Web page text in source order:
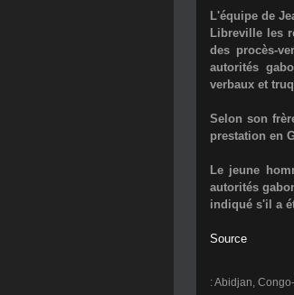
L'équipe de
Libreville les
des procès-
autorités
verbaux et
Selon son
prestation en
Le jeune
autorités
indiqué s'il a
Source
:Abidjan,